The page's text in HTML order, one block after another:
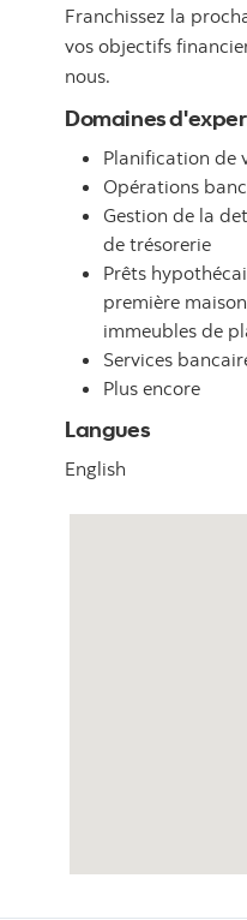
Franchissez la
vos objectifs
nous.
Domaines
Planification de
Opérations
Gestion de la
de trésorerie
Prêts
première
immeubles de
Services
Plus encore
Langues
English